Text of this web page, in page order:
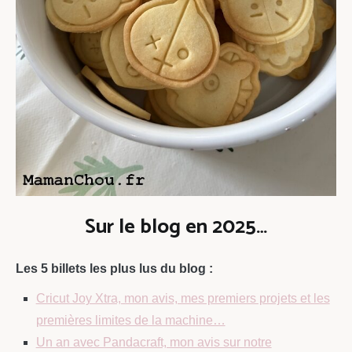
Sur le blog en 2025…
Les 5 billets les plus lus du blog :
Cricut Joy Xtra, mon avis, mes premiers projets et les
premières limites de la machine…
Un an avec Pandacraft, mon avis sur notre